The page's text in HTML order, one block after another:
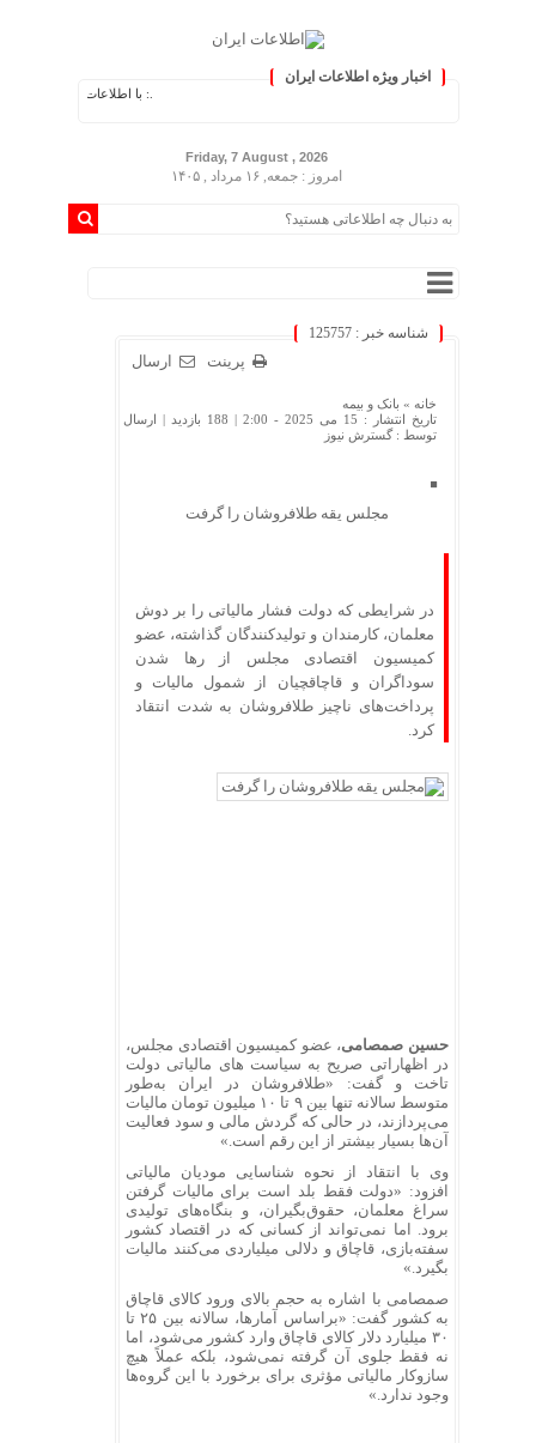
اخبار ویژه اطلاعات ایران
.: با اطلاعات ایران، اطلاعات خود را
Friday, 7 August , 2026
امروز : جمعه, ۱۶ مرداد , ۱۴۰۵
شناسه خبر : 125757
ارسال پرینت
خانه » بانک و بیمه
تاریخ انتشار : 15 می 2025 - 2:00 |
188 بازدید
| ارسال
توسط :گسترش نیوز
مجلس یقه طلافروشان را گرفت
در شرایطی که دولت فشار مالیاتی را بر دوش
معلمان، کارمندان و تولیدکنندگان گذاشته، عضو
کمیسیون اقتصادی مجلس از رها شدن
سوداگران و قاچاقچیان از شمول مالیات و
پرداخت‌های ناچیز طلافروشان به شدت انتقاد
کرد.
حسین صمصامی، عضو کمیسیون اقتصادی مجلس،
در اظهاراتی صریح به سیاست‌ های مالیاتی دولت
تاخت و گفت: «طلافروشان در ایران به‌طور
متوسط سالانه تنها بین ۹ تا ۱۰ میلیون تومان مالیات
می‌پردازند، در حالی که گردش مالی و سود فعالیت
آن‌ها بسیار بیشتر از این رقم است.»
وی با انتقاد از نحوه شناسایی مودیان مالیاتی
افزود: «دولت فقط بلد است برای مالیات گرفتن
سراغ معلمان، حقوق‌بگیران، و بنگاه‌های تولیدی
برود. اما نمی‌تواند از کسانی که در اقتصاد کشور
سفته‌بازی، قاچاق و دلالی میلیاردی می‌کنند مالیات
بگیرد.»
صمصامی با اشاره به حجم بالای ورود کالای قاچاق
به کشور گفت: «براساس آمارها، سالانه بین ۲۵ تا
۳۰ میلیارد دلار کالای قاچاق وارد کشور می‌شود، اما
نه فقط جلوی آن گرفته نمی‌شود، بلکه عملاً هیچ
سازوکار مالیاتی مؤثری برای برخورد با این گروه‌ها
وجود ندارد.»